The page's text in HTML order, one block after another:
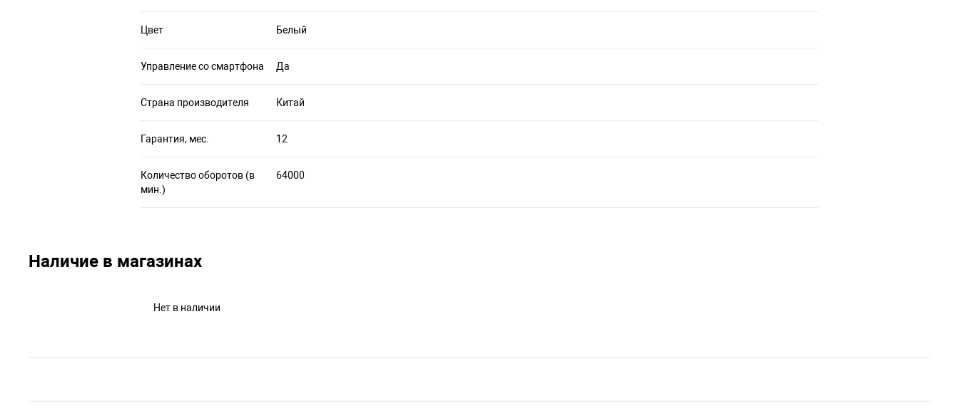
Цвет Белый
Управление со смартфона Да
Страна производителя Китай
Гарантия, мес. 12
Количество оборотов (в
мин.)
64000
Наличие в магазинах
Нет в наличии